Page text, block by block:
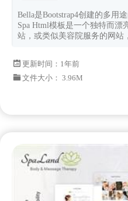
Bella是Bootstrap4创建的多用
Spa Html模板是一个独特而漂
站，或类似美容院服务的网站
更新时间： 1年前
文件大小： 3.96M